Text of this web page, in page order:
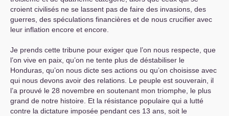
croient civilisés ne se lassent pas de faire des invasions, des
guerres, des spéculations financières et de nous crucifier avec
leur inflation encore et encore.
Je prends cette tribune pour exiger que l’on nous respecte, que
l’on vive en paix, qu’on ne tente plus de déstabiliser le
Honduras, qu’on nous dicte ses actions ou qu’on choisisse avec
qui nous devons avoir des relations. Le peuple est souverain, il
l’a prouvé le 28 novembre en soutenant mon triomphe, le plus
grand de notre histoire. Et la résistance populaire qui a lutté
contre la dictature imposée pendant ces 13 ans, soit le